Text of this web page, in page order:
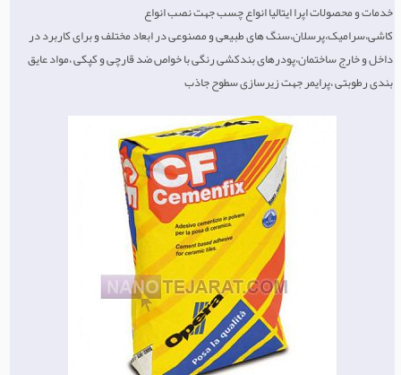
خدمات و محصولات اپرا ایتالیا انواع چسب جهت نصب انواع
کاشی،سرامیک،پرسلان،سنگ های طبیعی و مصنوعی در ابعاد مختلف و برای کاربرد در
داخل و خارج ساختمان،پودرهای بندکشی رنگی با خواص ضد قارچی و کپکی ،مواد عایق
بندی رطوبتی ،پرایمر جهت زیرسازی سطوح جاذب